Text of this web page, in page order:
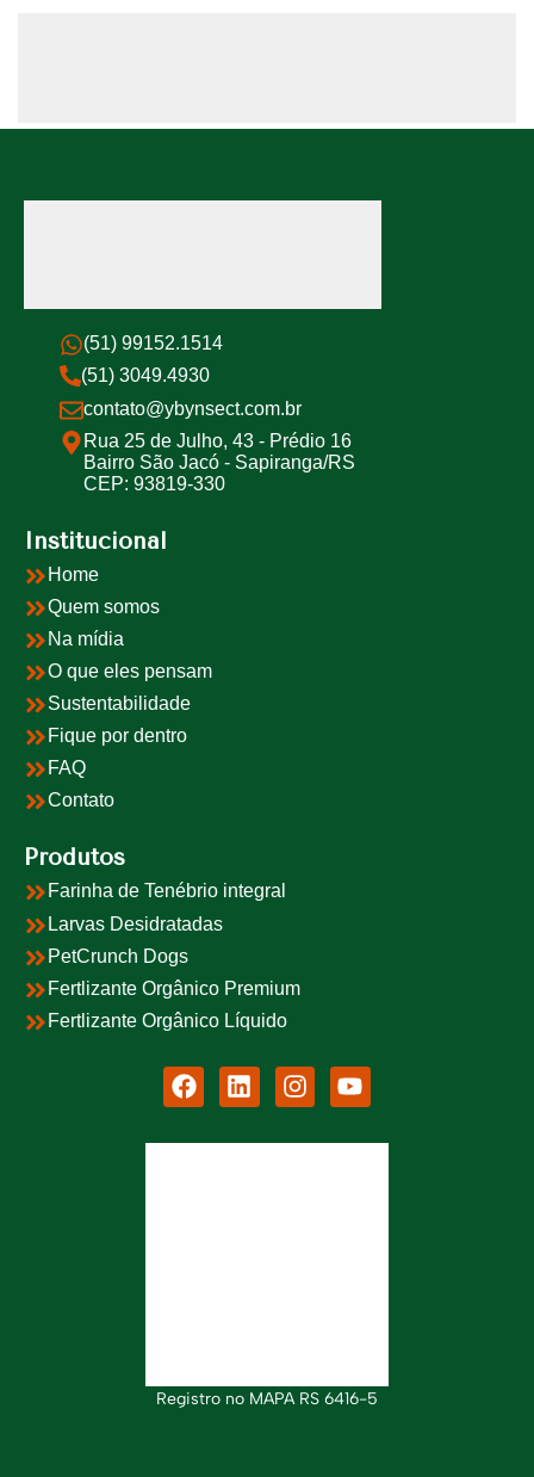
(51) 99152.1514
(51) 3049.4930
contato@ybynsect.com.br
Rua 25 de Julho, 43 - Prédio 16
Bairro São Jacó - Sapiranga/RS
CEP: 93819-330
Institucional
Home
Quem somos
Na mídia
O que eles pensam
Sustentabilidade
Fique por dentro
FAQ
Contato
Produtos
Farinha de Tenébrio integral
Larvas Desidratadas
PetCrunch Dogs
Fertlizante Orgânico Premium
Fertlizante Orgânico Líquido
Registro no MAPA RS 6416-5